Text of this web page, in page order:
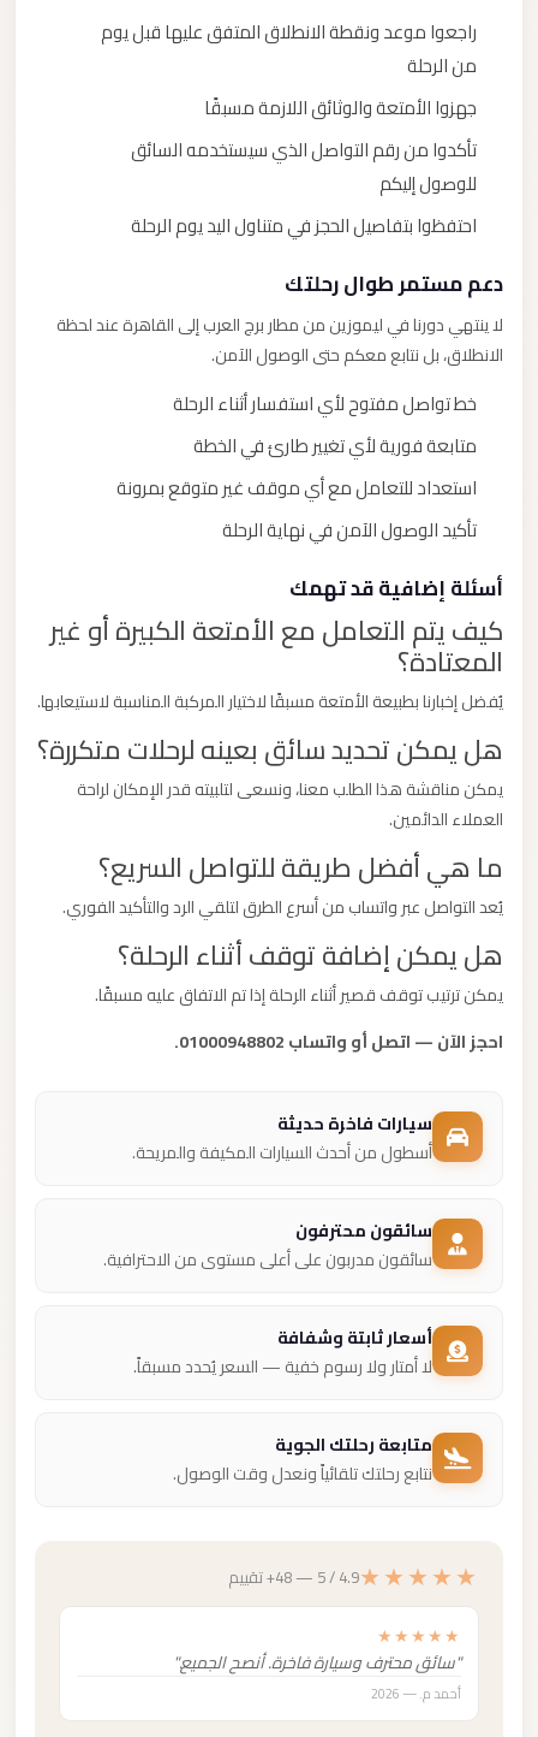
راجعوا موعد ونقطة الانطلاق المتفق عليها قبل يوم
من الرحلة
جهزوا الأمتعة والوثائق اللازمة مسبقًا
تأكدوا من رقم التواصل الذي سيستخدمه السائق
للوصول إليكم
احتفظوا بتفاصيل الحجز في متناول اليد يوم الرحلة
دعم مستمر طوال رحلتك
لا ينتهي دورنا في ليموزين من مطار برج العرب إلى القاهرة عند لحظة
الانطلاق، بل نتابع معكم حتى الوصول الآمن.
خط تواصل مفتوح لأي استفسار أثناء الرحلة
متابعة فورية لأي تغيير طارئ في الخطة
استعداد للتعامل مع أي موقف غير متوقع بمرونة
تأكيد الوصول الآمن في نهاية الرحلة
أسئلة إضافية قد تهمك
كيف يتم التعامل مع الأمتعة الكبيرة أو غير
المعتادة؟
يُفضل إخبارنا بطبيعة الأمتعة مسبقًا لاختيار المركبة المناسبة لاستيعابها.
هل يمكن تحديد سائق بعينه لرحلات متكررة؟
يمكن مناقشة هذا الطلب معنا، ونسعى لتلبيته قدر الإمكان لراحة
العملاء الدائمين.
ما هي أفضل طريقة للتواصل السريع؟
يُعد التواصل عبر واتساب من أسرع الطرق لتلقي الرد والتأكيد الفوري.
هل يمكن إضافة توقف أثناء الرحلة؟
يمكن ترتيب توقف قصير أثناء الرحلة إذا تم الاتفاق عليه مسبقًا.
احجز الآن — اتصل أو واتساب 01000948802.
سيارات فاخرة حديثة
أسطول من أحدث السيارات المكيفة والمريحة.
سائقون محترفون
سائقون مدربون على أعلى مستوى من الاحترافية.
أسعار ثابتة وشفافة
لا أمتار ولا رسوم خفية — السعر يُحدد مسبقاً.
متابعة رحلتك الجوية
نتابع رحلتك تلقائياً ونعدل وقت الوصول.
★★★★★4.9 / 5 — 48+ تقييم
★★★★★
"سائق محترف وسيارة فاخرة. أنصح الجميع."
أحمد م. — 2026